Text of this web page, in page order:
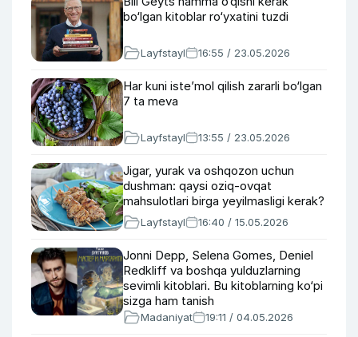
bo‘lgan kitoblar ro‘yxatini tuzdi
Layfstayl 16:55 / 23.05.2026
Har kuni iste’mol qilish zararli bo‘lgan
7 ta meva
Layfstayl 13:55 / 23.05.2026
Jigar, yurak va oshqozon uchun
dushman: qaysi oziq-ovqat
mahsulotlari birga yeyilmasligi kerak?
Layfstayl 16:40 / 15.05.2026
Jonni Depp, Selena Gomes, Deniel
Redkliff va boshqa yulduzlarning
sevimli kitoblari. Bu kitoblarning ko‘pi
sizga ham tanish
Madaniyat 19:11 / 04.05.2026